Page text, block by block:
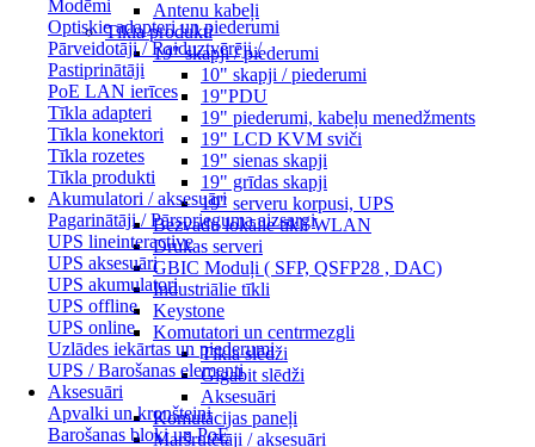
Modēmi
Optiskie adapteri un piederumi
Pārveidotāji / Raiduztvērēji /
Pastiprinātāji
PoE LAN ierīces
Tīkla adapteri
Tīkla konektori
Tīkla rozetes
Tīkla produkti
Akumulatori / aksesuāri
Pagarinātāji / Pārsprieguma aizsargi
UPS lineinteractive
UPS aksesuāri
UPS akumulatori
UPS offline
UPS online
Uzlādes iekārtas un piederumi
UPS / Barošanas elementi
Aksesuāri
Apvalki un kronšteini
Barošanas bloki un PoE
Antenu kabeļi
Tīkla produkti
19" skapji / piederumi
10" skapji / piederumi
19"PDU
19" piederumi, kabeļu menedžments
19" LCD KVM sviči
19" sienas skapji
19" grīdas skapji
19" serveru korpusi, UPS
Bezvadu lokālie tīkli WLAN
Drukas serveri
GBIC Moduļi ( SFP, QSFP28 , DAC)
Industriālie tīkli
Keystone
Komutatori un centrmezgli
Tīkla slēdži
Gigabit slēdži
Aksesuāri
Komutācijas paneļi
Maršrutētāji / aksesuāri